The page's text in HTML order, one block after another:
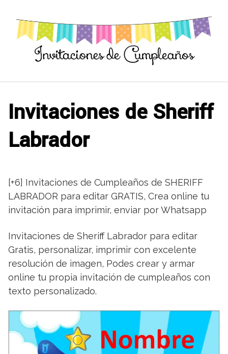
contenido
Invitaciones de Sheriff
Labrador
[+6] Invitaciones de Cumpleaños de SHERIFF
LABRADOR para editar GRATIS, Crea online tu
invitación para imprimir, enviar por Whatsapp
Invitaciones de Sheriff Labrador para editar
Gratis, personalizar, imprimir con excelente
resolución de imagen, Podes crear y armar
online tu propia invitación de cumpleaños con
texto personalizado.